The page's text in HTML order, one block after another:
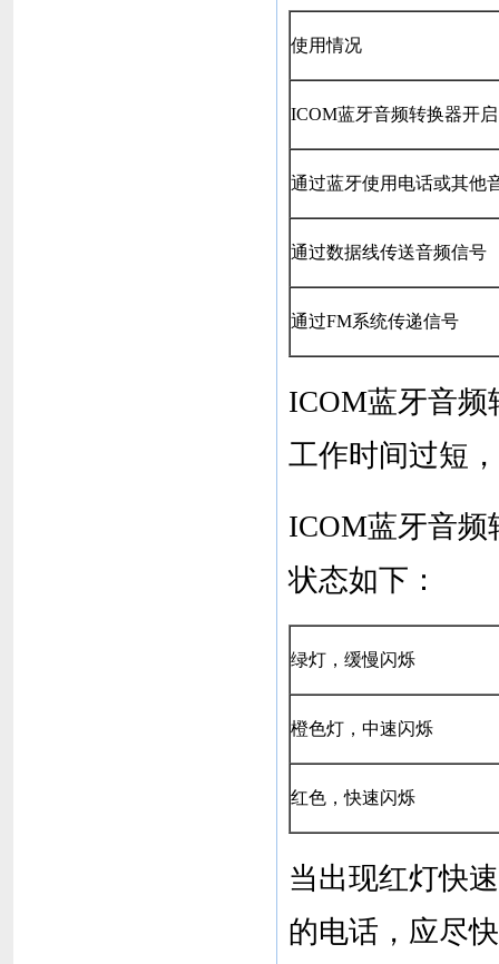
使用情况
ICOM蓝牙音频转换器开
通过蓝牙使用电话或其他
通过数据线传送音频信号
通过FM系统传递信号
ICOM蓝牙音频
工作时间过短
ICOM蓝牙音频
状态如下：
绿灯，缓慢闪烁
橙色灯，中速闪烁
红色，快速闪烁
当出现红灯快
的电话，应尽